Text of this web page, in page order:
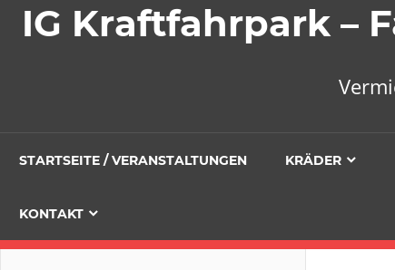
IG Kraftfahrpark –
STARTSEITE / VERANSTALTUNGEN KRÄDER
KONTAKT